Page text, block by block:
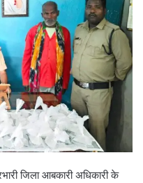
जिला आबकारी अधिकारी के